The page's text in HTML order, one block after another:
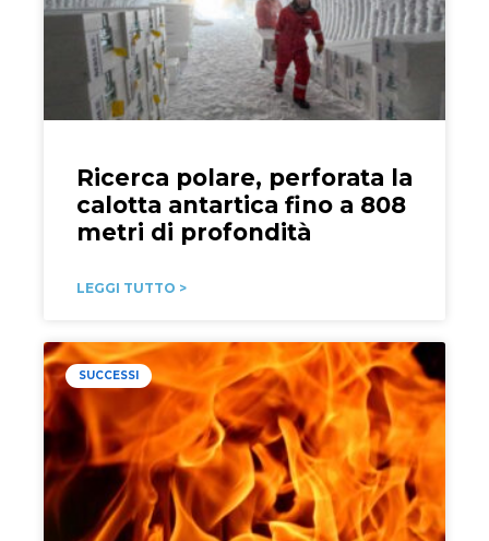
Ricerca polare, perforata la
calotta antartica fino a 808
metri di profondità
LEGGI TUTTO >
SUCCESSI